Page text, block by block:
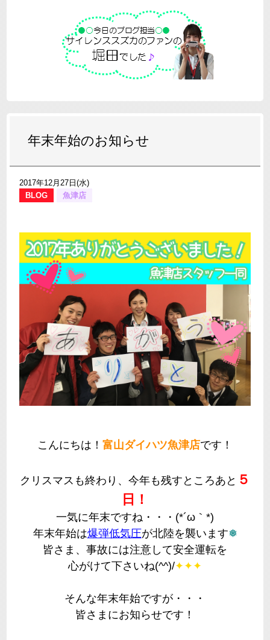
年末年始のお知らせ
2017年12月27日(水)
BLOG
魚津店
こんにちは！ 富山ダイハツ魚津店です！
クリスマスも終わり、今年も残すところあと ５
日！
一気に年末ですね・・・(*´ω｀*)
年末年始は爆弾低気圧が北陸を襲います❅
皆さま、事故には注意して安全運転を
心がけて下さいね(^^)/✦✦✦
そんな年末年始ですが・・・
皆さまにお知らせです！